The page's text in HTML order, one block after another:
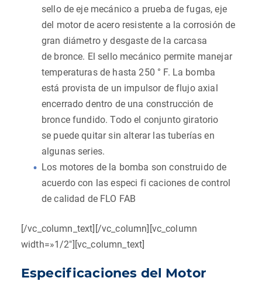
sello de eje mecánico a prueba de fugas, eje
del motor de acero resistente a la corrosión de
gran diámetro y desgaste de la carcasa
de bronce. El sello mecánico permite manejar
temperaturas de hasta 250 ° F. La bomba
está provista de un impulsor de flujo axial
encerrado dentro de una construcción de
bronce fundido. Todo el conjunto giratorio
se puede quitar sin alterar las tuberías en
algunas series.
Los motores de la bomba son construido de
acuerdo con las especi fi caciones de control
de calidad de FLO FAB
[/vc_column_text][/vc_column][vc_column
width=»1/2″][vc_column_text]
Especificaciones del Motor